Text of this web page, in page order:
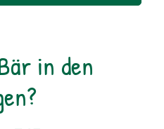
in den